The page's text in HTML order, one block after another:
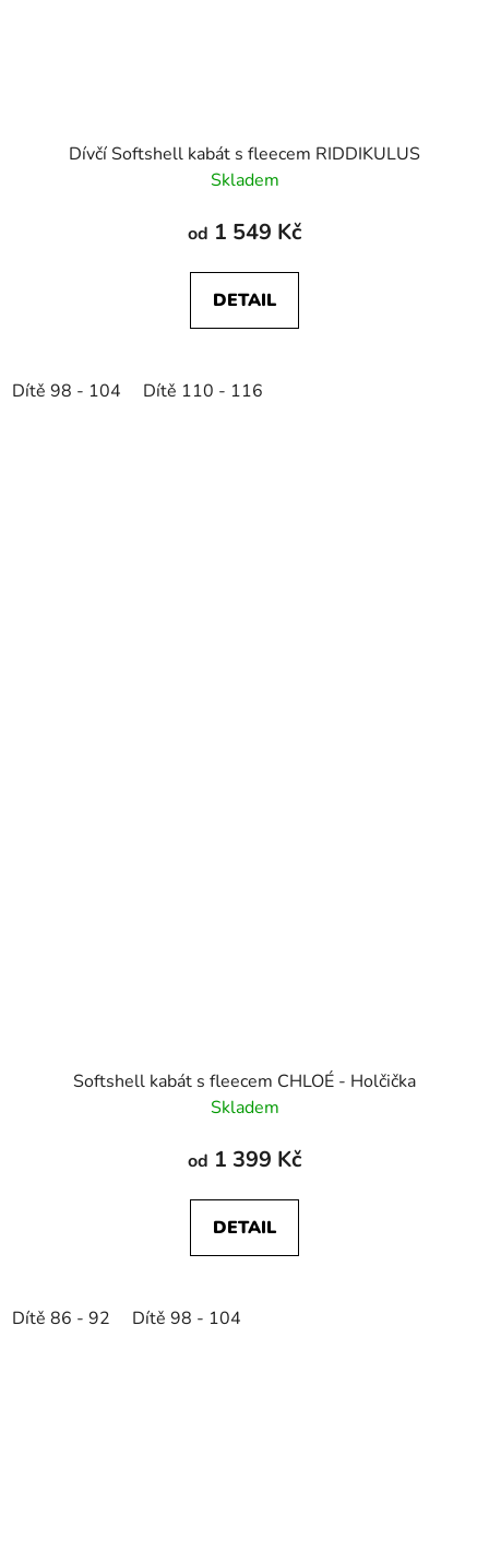
Dívčí Softshell kabát s fleecem RIDDIKULUS
Skladem
od 1 549 Kč
DETAIL
Dítě 98 - 104 Dítě 110 - 116
Softshell kabát s fleecem CHLOÉ - Holčička
Skladem
od 1 399 Kč
DETAIL
Dítě 86 - 92 Dítě 98 - 104